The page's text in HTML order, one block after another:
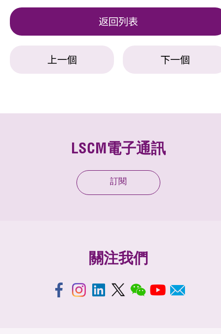
返回列表
上一個 下一個
LSCM電子通訊
訂閱
關注我們